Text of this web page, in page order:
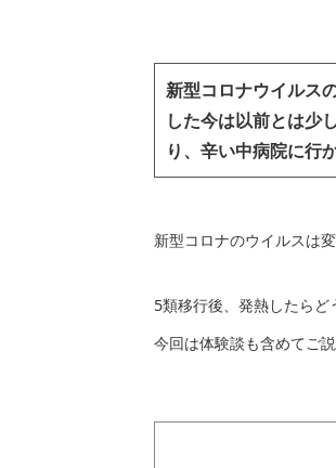
新型コロナウイルス
した今は以前とは少
り、辛い中病院に行
新型コロナのウイルスは
5類移行後、発熱したらど
今回は体験談も含めてご説